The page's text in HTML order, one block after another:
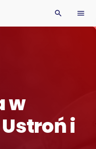
search menu
w
i